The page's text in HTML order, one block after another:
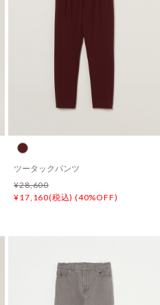
ツータックパンツ
¥28,600
¥17,160(税込) (40%OFF)